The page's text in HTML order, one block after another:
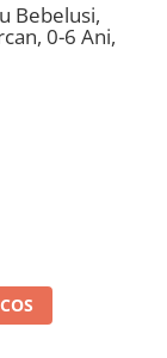
Bebelusi,
0-6 Ani,